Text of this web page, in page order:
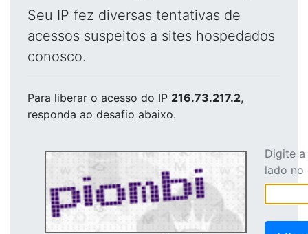
Seu IP fez diversas tentativas de
acessos suspeitos a sites hospedados
conosco.
Para liberar o acesso do IP 216.73.217.2,
responda ao desafio abaixo.
Digite
lado no